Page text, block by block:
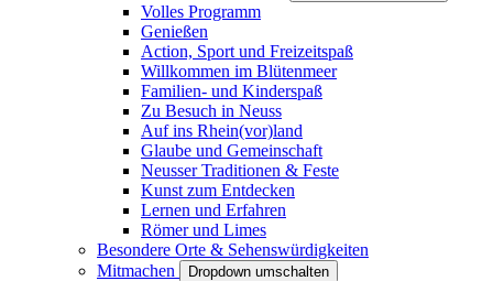
Volles Programm
Genießen
Action, Sport und Freizeitspaß
Willkommen im Blütenmeer
Familien- und Kinderspaß
Zu Besuch in Neuss
Auf ins Rhein(vor)land
Glaube und Gemeinschaft
Neusser Traditionen & Feste
Kunst zum Entdecken
Lernen und Erfahren
Römer und Limes
Besondere Orte & Sehenswürdigkeiten
Mitmachen
Dropdown umschalten